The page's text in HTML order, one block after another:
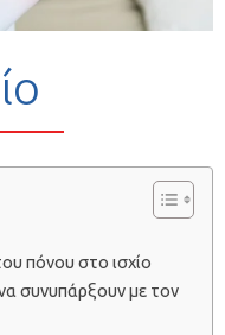
πόνου στο ισχίο
συνυπάρξουν με τον